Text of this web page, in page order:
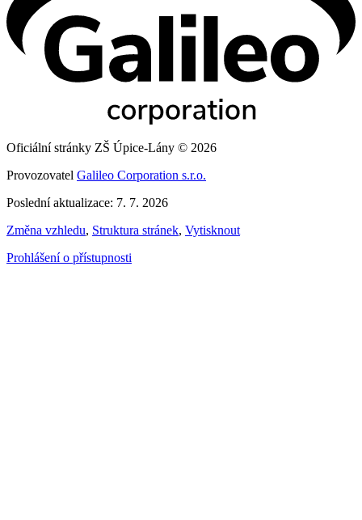
Oficiální stránky ZŠ Úpice-Lány © 2026
Provozovatel Galileo Corporation s.r.o.
Poslední aktualizace: 7. 7. 2026
Změna vzhledu, Struktura stránek, Vytisknout
Prohlášení o přístupnosti